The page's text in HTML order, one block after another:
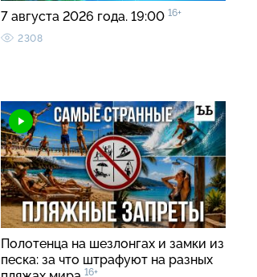
7 августа 2026 года. 19:00 16+
2308
Полотенца на шезлонгах и замки из
песка: за что штрафуют на разных
16+